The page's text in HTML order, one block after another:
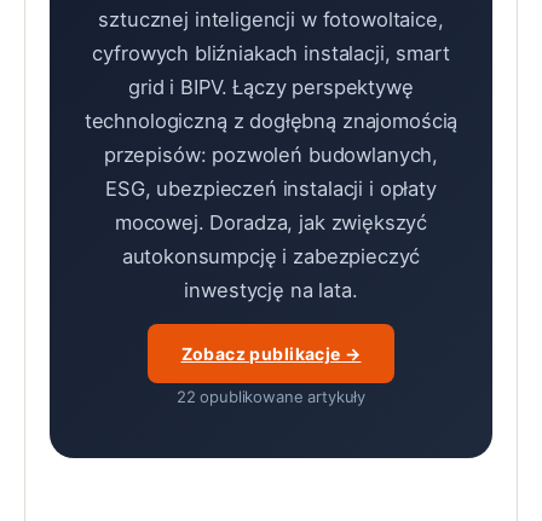
sztucznej inteligencji w fotowoltaice,
cyfrowych bliźniakach instalacji, smart
grid i BIPV. Łączy perspektywę
technologiczną z dogłębną znajomością
przepisów: pozwoleń budowlanych,
ESG, ubezpieczeń instalacji i opłaty
mocowej. Doradza, jak zwiększyć
autokonsumpcję i zabezpieczyć
inwestycję na lata.
Zobacz publikacje →
22 opublikowane artykuły